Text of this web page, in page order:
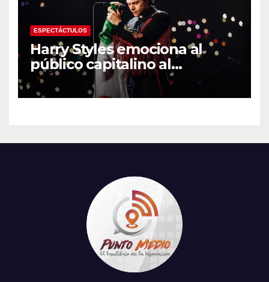
ESPECTÁCTULOS
Harry Styles emociona al
público capitalino al
interpretar “Cielito Lindo” en
su tercer concierto en la